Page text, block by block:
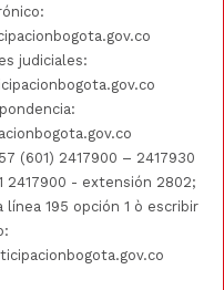
judiciales:
(601) 2417900 – 2417930
2417900 - extensión 2802;
195 opción 1 ò escribir